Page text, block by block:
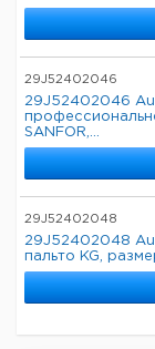
29J52402046
29J52402046
SANFOR,...
29J52402048
29J52402048
пальто KG,